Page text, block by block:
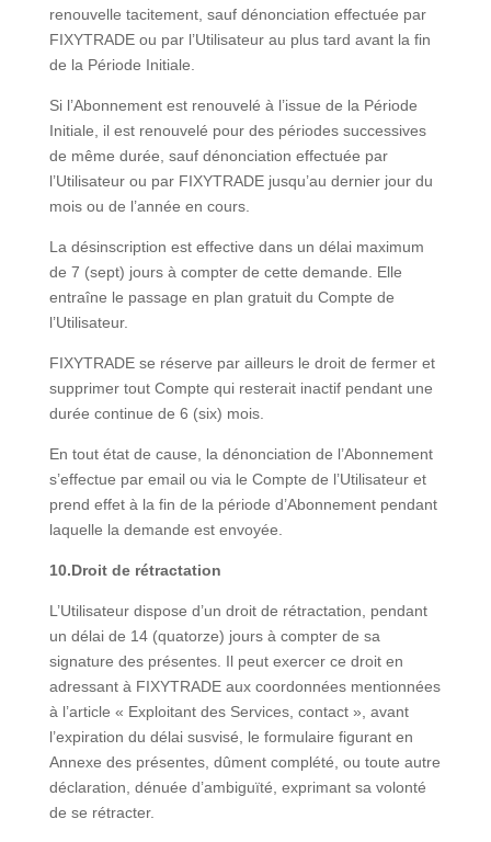
renouvelle tacitement, sauf dénonciation effectuée par
FIXYTRADE ou par l’Utilisateur au plus tard avant la fin
de la Période Initiale.
Si l’Abonnement est renouvelé à l’issue de la Période
Initiale, il est renouvelé pour des périodes successives
de même durée, sauf dénonciation effectuée par
l’Utilisateur ou par FIXYTRADE jusqu’au dernier jour du
mois ou de l’année en cours.
La désinscription est effective dans un délai maximum
de 7 (sept) jours à compter de cette demande. Elle
entraîne le passage en plan gratuit du Compte de
l’Utilisateur.
FIXYTRADE se réserve par ailleurs le droit de fermer et
supprimer tout Compte qui resterait inactif pendant une
durée continue de 6 (six) mois.
En tout état de cause, la dénonciation de l’Abonnement
s’effectue par email ou via le Compte de l’Utilisateur et
prend effet à la fin de la période d’Abonnement pendant
laquelle la demande est envoyée.
10.Droit de rétractation
L’Utilisateur dispose d’un droit de rétractation, pendant
un délai de 14 (quatorze) jours à compter de sa
signature des présentes. Il peut exercer ce droit en
adressant à FIXYTRADE aux coordonnées mentionnées
à l’article « Exploitant des Services, contact », avant
l’expiration du délai susvisé, le formulaire figurant en
Annexe des présentes, dûment complété, ou toute autre
déclaration, dénuée d’ambiguïté, exprimant sa volonté
de se rétracter.